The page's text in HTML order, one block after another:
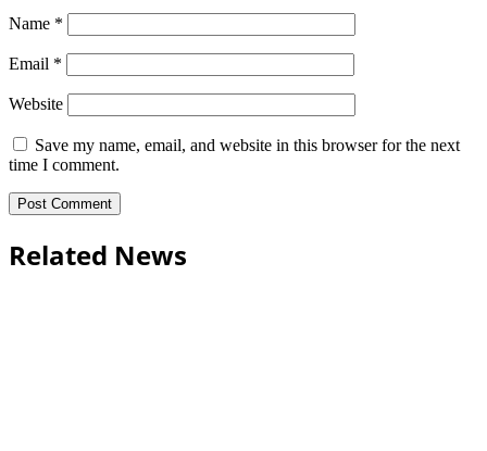
Name *
Email *
Website
Save my name, email, and website in this browser for the next
time I comment.
Related News